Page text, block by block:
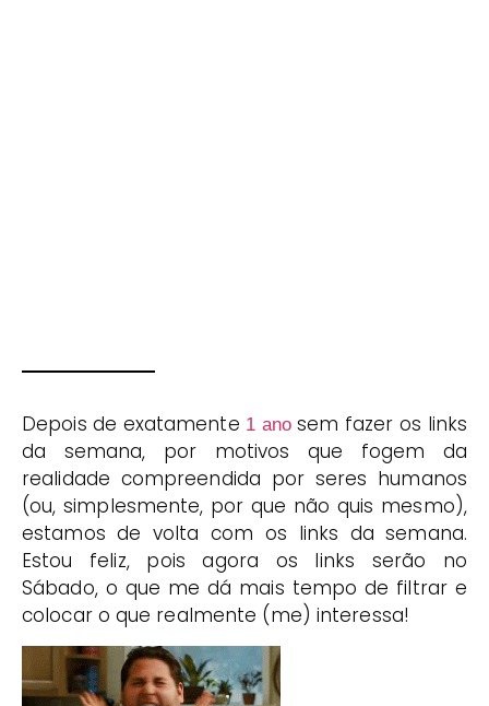
Depois de exatamente 1 anosem fazer os links
da semana, por motivos que fogem da
realidade compreendida por seres humanos
(ou, simplesmente, por que não quis mesmo),
estamos de volta com os links da semana.
Estou feliz, pois agora os links serão no
Sábado, o que me dá mais tempo de filtrar e
colocar o que realmente (me) interessa!